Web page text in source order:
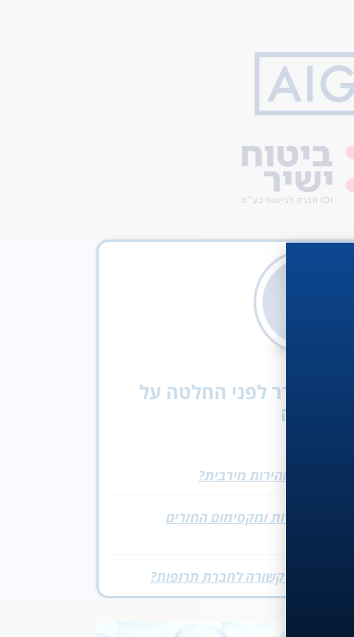
לברר לפני החלטה על
בדיקה
תוצאות, במהירות מירבית?
ללא עלות ומקסימום החזרים
ואינה קשורה לחברת תרופות?